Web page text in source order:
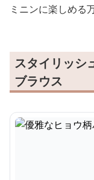
ミニンに楽しめる
スタイリッシ
ブラウス